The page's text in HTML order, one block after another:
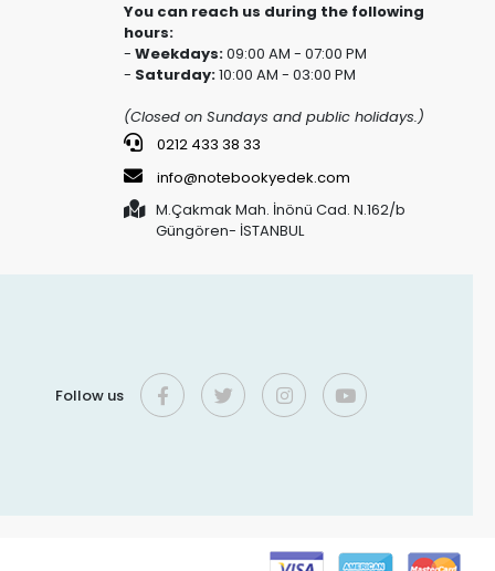
You can reach us during the following
hours:
- Weekdays:09:00 AM - 07:00 PM
- Saturday:10:00 AM - 03:00 PM
(Closed on Sundays and public holidays.)
0212 433 38 33
info@notebookyedek.com
M.Çakmak Mah. İnönü Cad. N.162/b
Güngören- İSTANBUL
Follow us